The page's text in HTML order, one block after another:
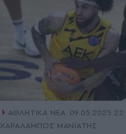
ΑΘΛΗΤΙΚΑ ΝΕΑ 09.05.2025
ΧΑΡΑΛΑΜΠΟΣ ΜΑΝΙΑΤΗΣ